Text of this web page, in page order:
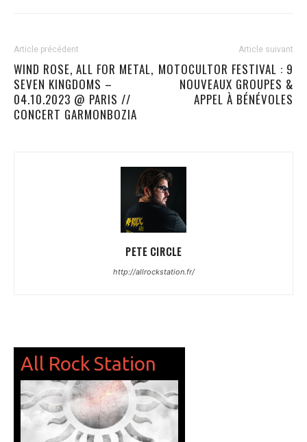
Article précédent
WIND ROSE, ALL FOR METAL,
SEVEN KINGDOMS –
04.10.2023 @ PARIS //
CONCERT GARMONBOZIA
Article suivant
MOTOCULTOR FESTIVAL : 9
NOUVEAUX GROUPES &
APPEL À BÉNÉVOLES
PETE CIRCLE
http://allrockstation.fr/